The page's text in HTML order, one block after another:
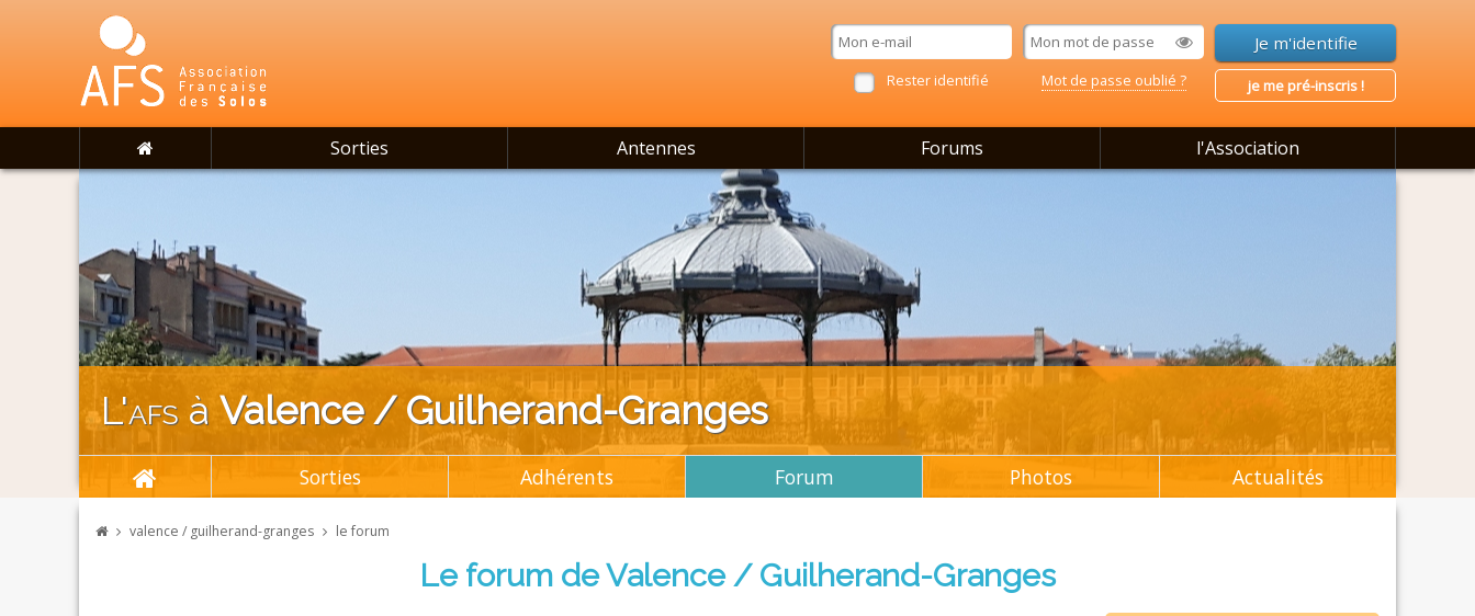
Rester identifié Mot de passe oublié ? je me pré-inscris !
Sorties Antennes Forums l'Association
L'afs à Valence / Guilherand-Granges
Sorties Adhérents Forum Photos Actualités
valence / guilherand-granges le forum
Le forum de Valence / Guilherand-Granges